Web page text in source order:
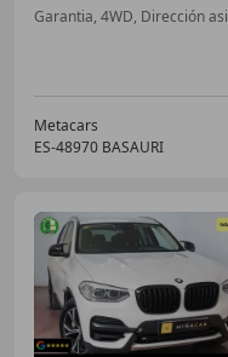
Metacars
ES-48970 BASAURI